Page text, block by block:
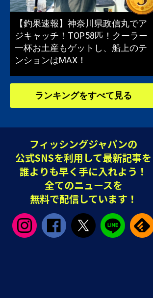
【釣果速報】神奈川県政信丸でア
ジキャッチ！TOP58匹！クーラー
一杯お土産もゲットし、船上のテ
ンションはMAX！
ランキングをすべて見る
フィッシングジャパンの
公式SNSを利用して最新記事を
誰よりも早く手に入れよう！
全てのニュースを
無料で配信しています！